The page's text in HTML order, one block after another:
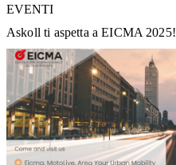
EVENTI
Askoll ti aspetta a EICMA 2025!